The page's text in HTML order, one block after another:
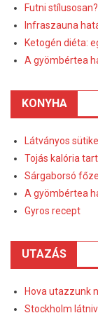
Futni
Infraszauna
Ketogén diéta:
A gyömbértea
KONYHA
Látványos
Tojás kalória
Sárgaborsó
A gyömbértea
Gyros recept
UTAZÁS
Hova utazzunk
Stockholm